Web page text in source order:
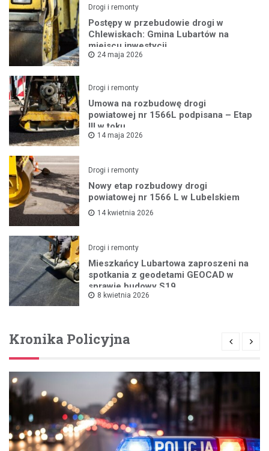
Drogi i remonty
Postępy w przebudowie drogi w
Chlewiskach: Gmina Lubartów na
miejscu inwestycji
24 maja 2026
Drogi i remonty
Umowa na rozbudowę drogi
powiatowej nr 1566L podpisana – Etap
III w toku
14 maja 2026
Drogi i remonty
Nowy etap rozbudowy drogi
powiatowej nr 1566 L w Lubelskiem
14 kwietnia 2026
Drogi i remonty
Mieszkańcy Lubartowa zaproszeni na
spotkania z geodetami GEOCAD w
sprawie budowy S19
8 kwietnia 2026
Kronika Policyjna